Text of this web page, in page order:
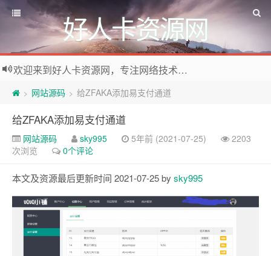
好人卡资源网
欢迎来到好人卡资源网，专注网络技术资源收集，我们不仅是网络资源的搬运工，也生产原创资源。寻找资源请留言或关注公众号:烈日下的男人
> 网站源码 > 给ZFAKA添加易支付通道
给ZFAKA添加易支付通道
网站源码 sky995 5年前 (2021-07-25)
2203
次浏览
0个评论
本文及资源最后更新时间 2021-07-25 by sky995